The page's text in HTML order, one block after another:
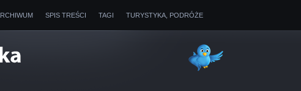
SPIS TREŚCI TAGI TURYSTYKA, PODRÓŻE